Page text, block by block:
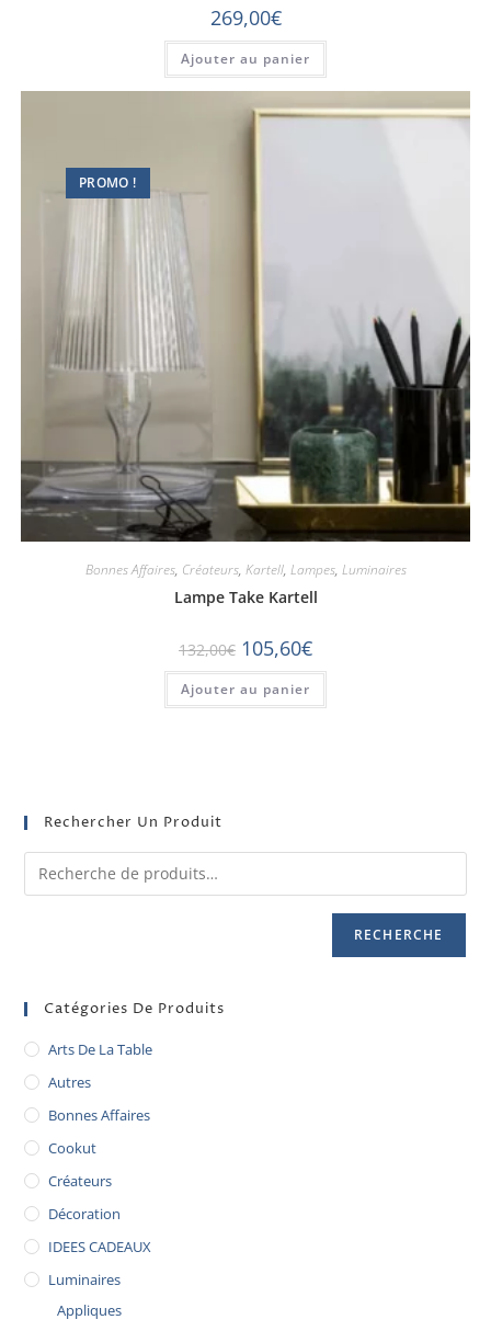
269,00€
Ajouter au panier
PROMO !
Bonnes Affaires, Créateurs, Kartell, Lampes, Luminaires
Lampe Take Kartell
132,00€ 105,60€
Ajouter au panier
Rechercher Un Produit
RECHERCHE
Catégories De Produits
Arts De La Table
Autres
Bonnes Affaires
Cookut
Créateurs
Décoration
IDEES CADEAUX
Luminaires
Appliques